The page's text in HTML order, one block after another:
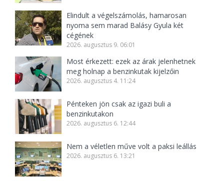
Elindult a végelszámolás, hamarosan
nyoma sem marad Balásy Gyula két
cégének
2026. augusztus 9. 06:01
Most érkezett: ezek az árak jelenhetnek
meg holnap a benzinkutak kijelzőin
2026. augusztus 4. 11:24
Pénteken jön csak az igazi buli a
benzinkutakon
2026. augusztus 6. 12:44
Nem a véletlen műve volt a paksi leállás
2026. augusztus 6. 13:21